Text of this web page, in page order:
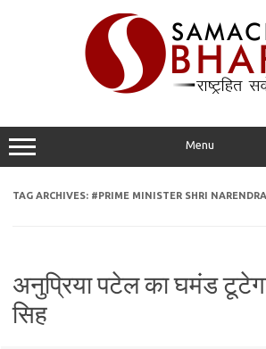
Menu
TAG ARCHIVES: #PRIME MINISTER SHRI
अनुप्रिया पटेल का घमंड
सिह